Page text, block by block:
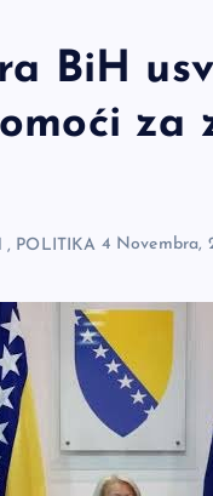
BiH
za
, POLITIKA 4 Novembra,